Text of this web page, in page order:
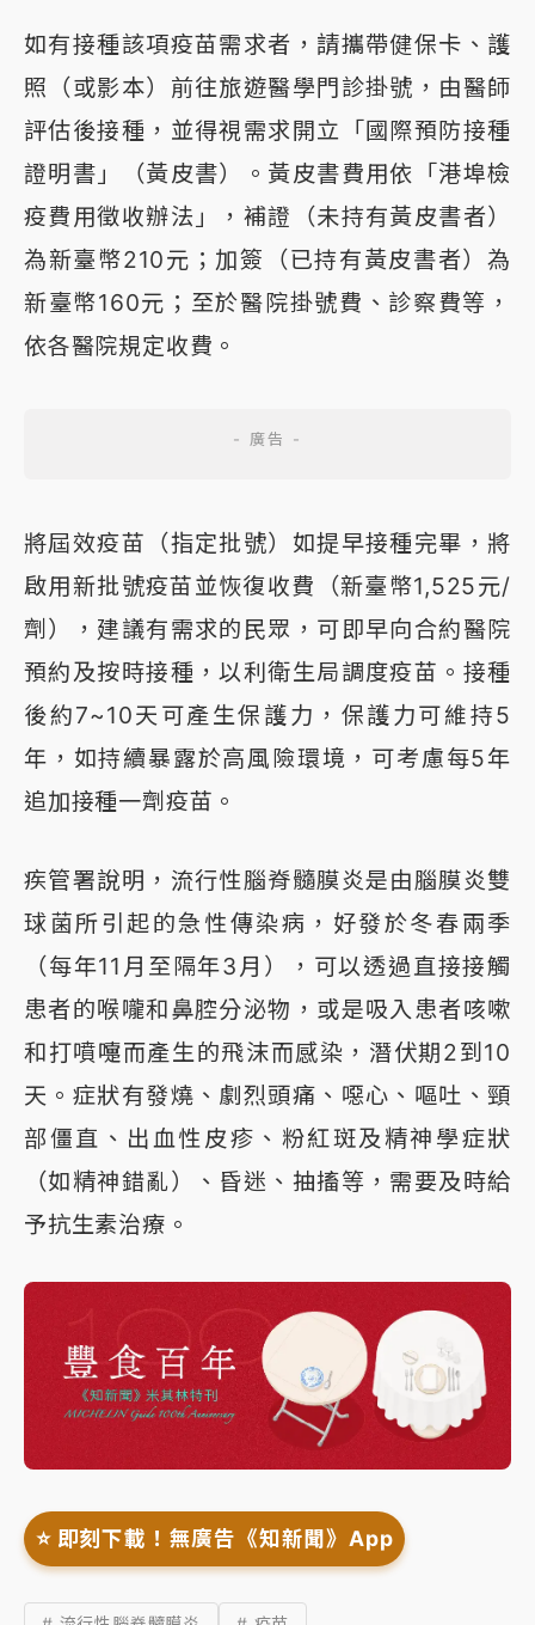
如有接種該項疫苗需求者，請攜帶健保卡、護
照（或影本）前往旅遊醫學門診掛號，由醫師
評估後接種，並得視需求開立「國際預防接種
證明書」（黃皮書）。黃皮書費用依「港埠檢
疫費用徵收辦法」，補證（未持有黃皮書者）
為新臺幣210元；加簽（已持有黃皮書者）為
新臺幣160元；至於醫院掛號費、診察費等，
依各醫院規定收費。
將屆效疫苗（指定批號）如提早接種完畢，將
啟用新批號疫苗並恢復收費（新臺幣1,525元/
劑），建議有需求的民眾，可即早向合約醫院
預約及按時接種，以利衛生局調度疫苗。接種
後約7~10天可產生保護力，保護力可維持5
年，如持續暴露於高風險環境，可考慮每5年
追加接種一劑疫苗。
疾管署說明，流行性腦脊髓膜炎是由腦膜炎雙
球菌所引起的急性傳染病，好發於冬春兩季
（每年11月至隔年3月），可以透過直接接觸
患者的喉嚨和鼻腔分泌物，或是吸入患者咳嗽
和打噴嚏而產生的飛沫而感染，潛伏期2到10
天。症狀有發燒、劇烈頭痛、噁心、嘔吐、頸
部僵直、出血性皮疹、粉紅斑及精神學症狀
（如精神錯亂）、昏迷、抽搐等，需要及時給
予抗生素治療。
⭐️ 即刻下載！無廣告《知新聞》App